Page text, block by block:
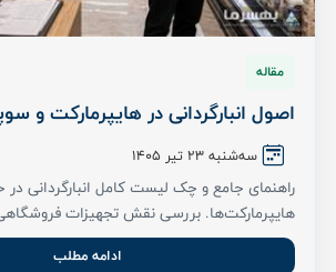
مقاله
اصول انبارگردانی در هایپرمارکت و
سه‌شنبه 23 تیر ۱۴۰۵
راهنمای جامع و چک لیست کامل انبارگردانی
هایپرمارکت‌ها. بررسی نقش تجهیزات فروشگاهی
ادامه مطلب